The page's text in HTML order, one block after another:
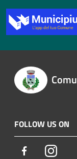
FOLLOW US ON
Facebook